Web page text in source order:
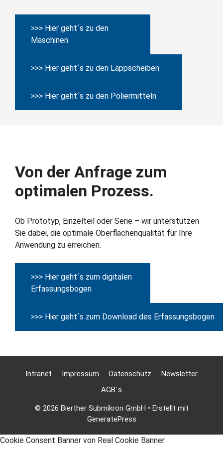
>>> Hier geht´s zu den
Maschinen
>>> Hier geht´s zu den Läppscheiben
>>> Hier geht´s zu den Poliermitteln
Von der Anfrage zum
optimalen Prozess.
Ob Prototyp, Einzelteil oder Serie – wir unterstützen
Sie dabei, die optimale Oberflächenqualität für Ihre
Anwendung zu erreichen.
>>> Hier geht´s zum digitalen
Erfassungsbogen
>>> Hier geht´s zum Download des Erfassungsbogen
Intranet Impressum Datenschutz
Newsletter
AGB´s
© 2026 Bierther Submikron GmbH • Erstellt mit
GeneratePress
Cookie Consent Banner von Real Cookie Banner